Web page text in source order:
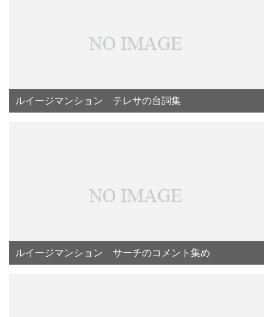
ルイージマンション テレサの台詞集
ルイージマンション サーチのコメント集め